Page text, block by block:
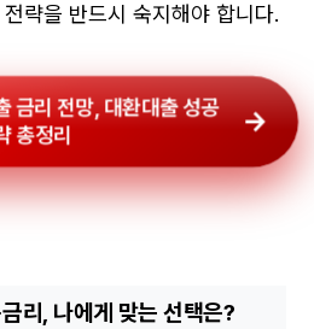
략을 반드시 숙지해야 합니다.
금리 전망, 대환대출 성공
총정리
리, 나에게 맞는 선택은?